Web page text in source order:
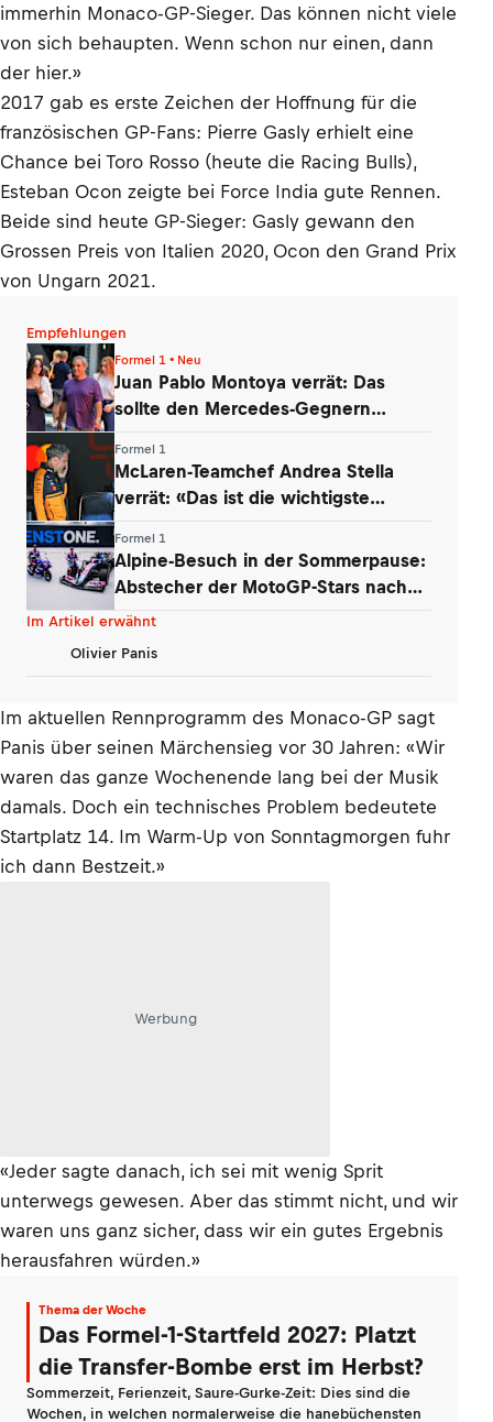
immerhin Monaco-GP-Sieger. Das können nicht viele
von sich behaupten. Wenn schon nur einen, dann
der hier.»
2017 gab es erste Zeichen der Hoffnung für die
französischen GP-Fans: Pierre Gasly erhielt eine
Chance bei Toro Rosso (heute die Racing Bulls),
Esteban Ocon zeigte bei Force India gute Rennen.
Beide sind heute GP-Sieger: Gasly gewann den
Grossen Preis von Italien 2020, Ocon den Grand Prix
von Ungarn 2021.
Empfehlungen
Formel 1 • Neu
Juan Pablo Montoya verrät: Das
sollte den Mercedes-Gegnern
Formel 1
McLaren-Teamchef Andrea Stella
verrät: «Das ist die wichtigste
Formel 1
Alpine-Besuch in der Sommerpause:
Abstecher der MotoGP-Stars nach
Enstone
Im Artikel erwähnt
Olivier Panis
Im aktuellen Rennprogramm des Monaco-GP sagt
Panis über seinen Märchensieg vor 30 Jahren: «Wir
waren das ganze Wochenende lang bei der Musik
damals. Doch ein technisches Problem bedeutete
Startplatz 14. Im Warm-Up von Sonntagmorgen fuhr
ich dann Bestzeit.»
Werbung
«Jeder sagte danach, ich sei mit wenig Sprit
unterwegs gewesen. Aber das stimmt nicht, und wir
waren uns ganz sicher, dass wir ein gutes Ergebnis
herausfahren würden.»
Thema der Woche
Das Formel-1-Startfeld 2027: Platzt
die Transfer-Bombe erst im Herbst?
Sommerzeit, Ferienzeit, Saure-Gurke-Zeit: Dies sind die
Wochen, in welchen normalerweise die hanebüchensten